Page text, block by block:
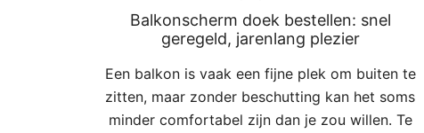
Balkonscherm doek bestellen: snel
geregeld, jarenlang plezier
Een balkon is vaak een fijne plek om buiten te
zitten, maar zonder beschutting kan het soms
minder comfortabel zijn dan je zou willen. Te